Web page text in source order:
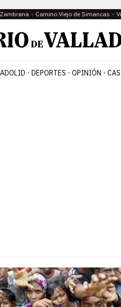
Camino Viejo de Simancas
DEPORTES OPINIÓN